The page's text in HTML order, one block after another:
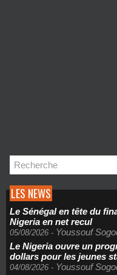
LES NEWS
Le Sénégal en tête du
Nigeria en net recul
05/08/2026 - Youssouf
Le Nigeria ouvre un
dollars pour les jeunes
04/08/2026 - Youssouf